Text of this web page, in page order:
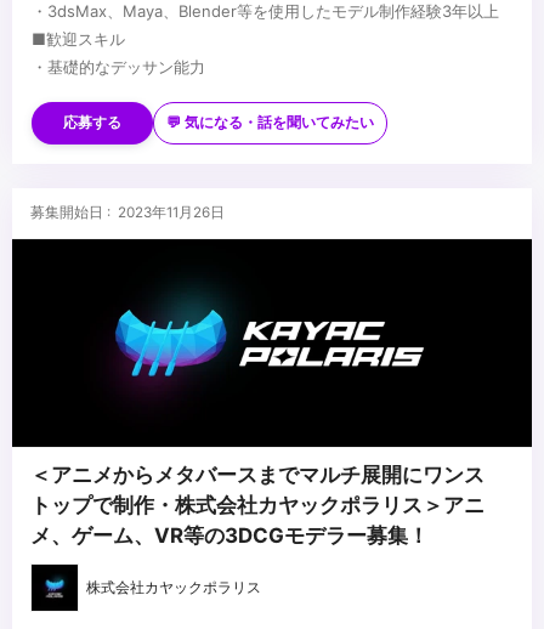
・3dsMax、Maya、Blender等を使用したモデル制作経験3年以上
■歓迎スキル
・基礎的なデッサン能力
・Substance Painterのテクスチャ制作経験
・Zbrush,Mudboxなどのスカルプトツール使用経験
・Houdini、Blenderを活用したプロシージャルな制作手法の知識の
ある方
...
応募する 💬 気になる・話を聞いてみたい
募集開始日 : 2023年11月26日
＜アニメからメタバースまでマルチ展開にワンス
トップで制作・株式会社カヤックポラリス＞アニ
メ、ゲーム、VR等の3DCGモデラー募集！
株式会社カヤックポラリス